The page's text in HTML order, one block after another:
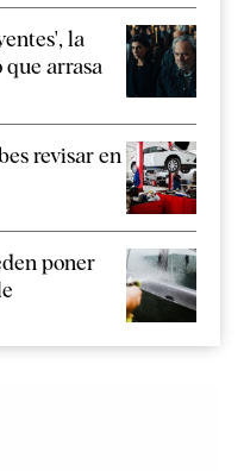
la
que arrasa
revisar en
poner